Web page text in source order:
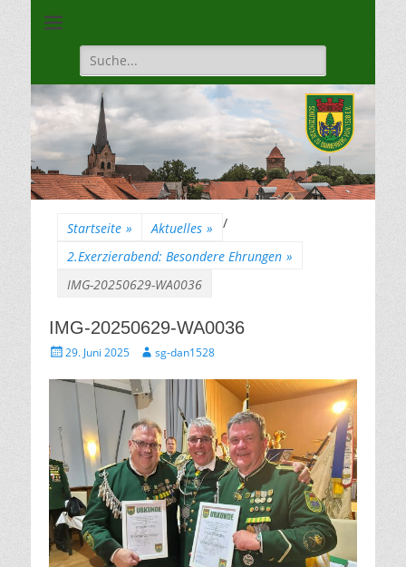
1528
Suche
für:
Startseite » Aktuelles »
/
2.Exerzierabend: Besondere Ehrungen »
IMG-20250629-WA0036
IMG-20250629-WA0036
Gepostet
29. Juni 2025 Autorsg-dan1528